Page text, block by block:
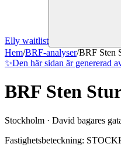
Elly waitlist
Hem/BRF-analyser/BRF Sten
✨Den här sidan är genererad
BRF Sten
Stockholm · David bagares
Fastighetsbeteckning: